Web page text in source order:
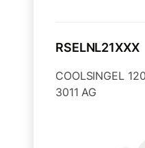
RSELNL21XXX
COOLSINGEL
3011 AG